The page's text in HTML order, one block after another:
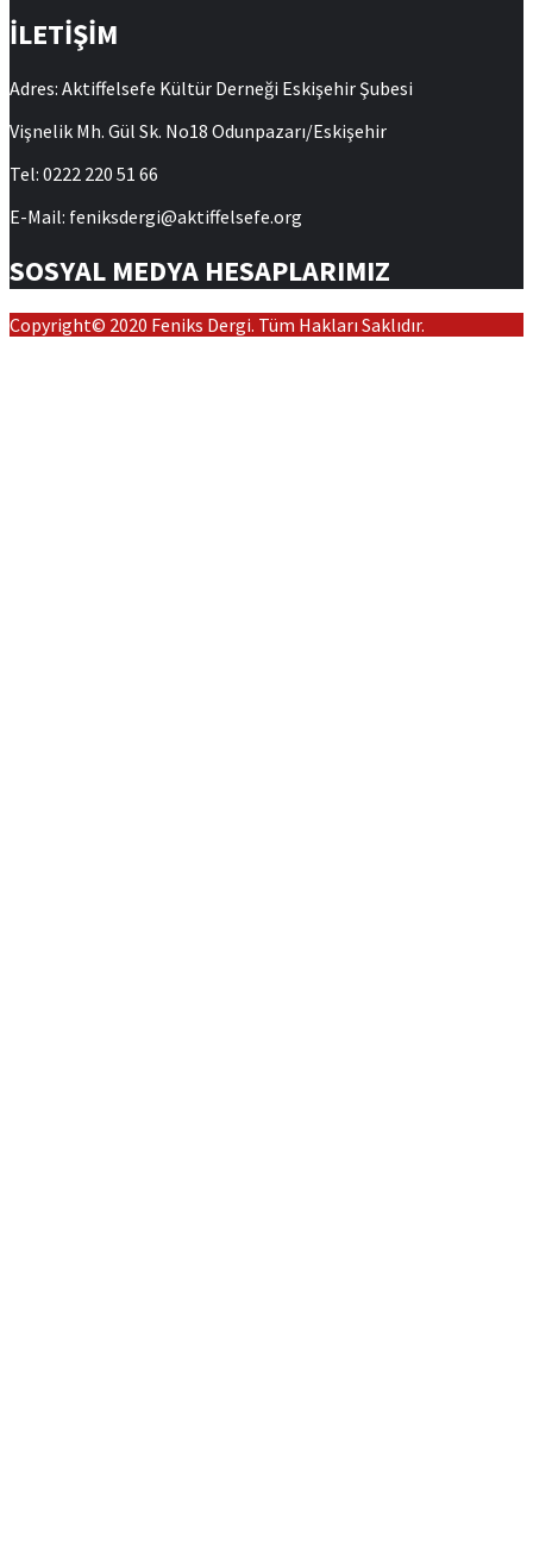
İLETİŞİM
Adres: Aktiffelsefe Kültür Derneği Eskişehir Şubesi
Vişnelik Mh. Gül Sk. No18 Odunpazarı/Eskişehir
Tel: 0222 220 51 66
E-Mail: feniksdergi@aktiffelsefe.org
SOSYAL MEDYA HESAPLARIMIZ
Copyright© 2020 Feniks Dergi. Tüm Hakları Saklıdır.